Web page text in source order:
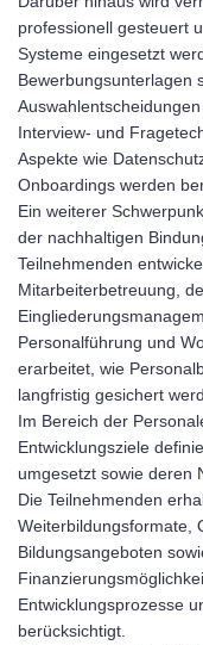
professionell gesteuert
Systeme eingesetzt
Bewerbungsunterlagen
Interview- und
Aspekte wie
Onboardings werden
Ein weiterer
der nachhaltigen
Teilnehmenden
Mitarbeiterbetreuung,
Personalführung und
erarbeitet, wie
langfristig gesichert
Im Bereich der
Entwicklungsziele
umgesetzt sowie deren
Die Teilnehmenden
Weiterbildungsformate,
Bildungsangeboten
Entwicklungsprozesse
berücksichtigt.